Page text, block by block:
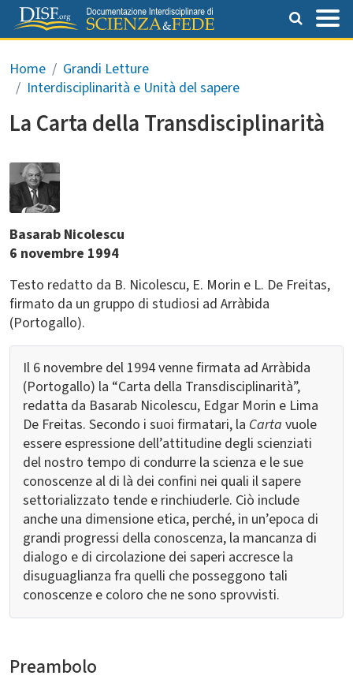
Salta al contenuto principale
Briciole di pane
Home
Grandi Letture
Interdisciplinarità e Unità del sapere
La Carta della Transdisciplinarità
Basarab Nicolescu
6 novembre 1994
Testo redatto da B. Nicolescu, E. Morin e L. De Freitas,
firmato da un gruppo di studiosi ad Arràbida
(Portogallo).
Il 6 novembre del 1994 venne firmata ad Arràbida
(Portogallo) la “Carta della Transdisciplinarità”,
redatta da Basarab Nicolescu, Edgar Morin e Lima
De Freitas. Secondo i suoi firmatari, la Carta vuole
essere espressione dell’attitudine degli scienziati
del nostro tempo di condurre la scienza e le sue
conoscenze al di là dei confini nei quali il sapere
settorializzato tende e rinchiuderle. Ciò include
anche una dimensione etica, perché, in un’epoca di
grandi progressi della conoscenza, la mancanza di
dialogo e di circolazione dei saperi accresce la
disuguaglianza fra quelli che posseggono tali
conoscenze e coloro che ne sono sprovvisti.
Preambolo